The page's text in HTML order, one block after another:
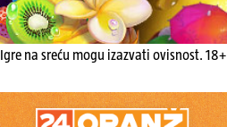
Igre na sreću mogu izazvati ovisnost. 18+